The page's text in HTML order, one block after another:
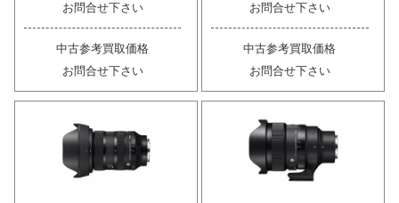
お問合せ下さい
中古参考買取価格
お問合せ下さい
お問合せ下さい
中古参考買取価格
お問合せ下さい